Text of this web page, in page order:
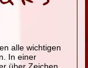
alle wichtigen
In einer
über Zeichen,